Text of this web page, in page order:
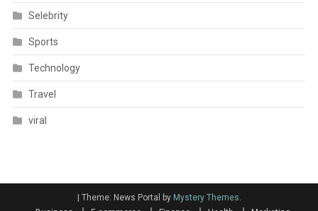
Selebrity
Sports
Technology
Travel
viral
| Theme: News Portal by Mystery Themes